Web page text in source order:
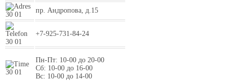
пр. Андропова, д.15
+7-925-731-84-24
Пн-Пт: 10-00 до 20-00
Сб: 10-00 до 16-00
Вс: 10-00 до 14-00